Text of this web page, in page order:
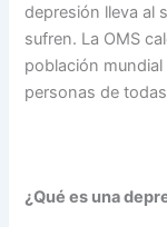
depresión lleva al
sufren. La OMS
población
personas de
¿Qué es una